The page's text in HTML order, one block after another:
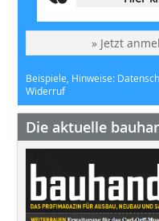
» Jetzt
Beispiele, Hinweise:
Widerruf
Die aktuelle